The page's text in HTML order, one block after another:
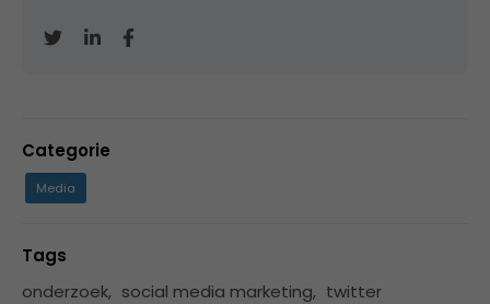
Categorie
Media
Tags
onderzoek, social media marketing, twitter